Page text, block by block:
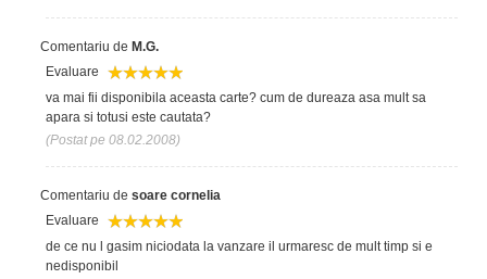
Comentariu de M.G.
Evaluare
va mai fii disponibila aceasta carte? cum de dureaza asa mult sa
apara si totusi este cautata?
(Postat pe 08.02.2008)
Comentariu de soare cornelia
Evaluare
de ce nu l gasim niciodata la vanzare il urmaresc de mult timp si e
nedisponibil